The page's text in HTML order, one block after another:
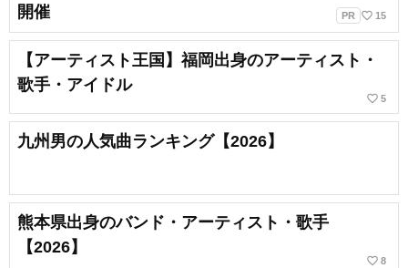
開催
PR favorite_border 15
【アーティスト王国】福岡出身のアーティスト・
歌手・アイドル
favorite_border 5
九州男の人気曲ランキング【2026】
熊本県出身のバンド・アーティスト・歌手
【2026】
favorite_border 8